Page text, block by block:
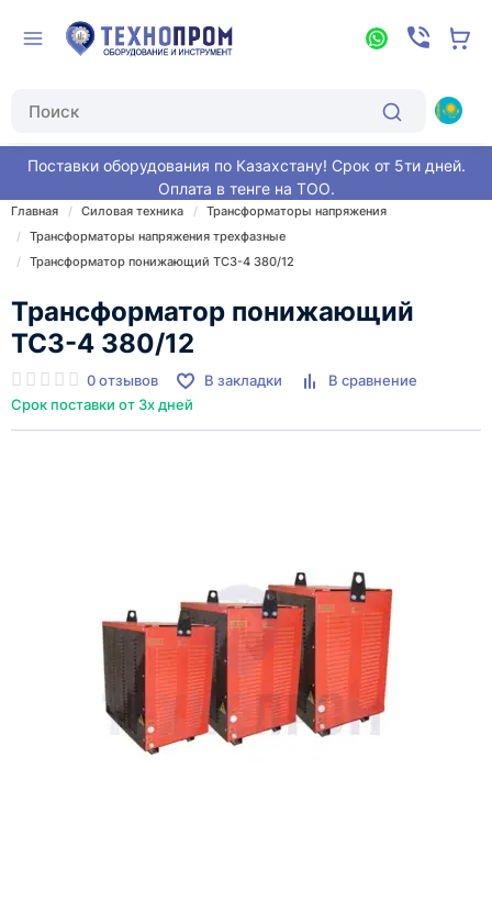
Поставки оборудования по Казахстану! Срок от 5ти дней.
Оплата в тенге на ТОО.
Главная Силовая техника
Трансформаторы напряжения
Трансформаторы напряжения трехфазные
Трансформатор понижающий ТСЗ-4 380/12
Трансформатор понижающий
ТСЗ-4 380/12
0 отзывов В закладки
В сравнение
Срок поставки от 3х дней